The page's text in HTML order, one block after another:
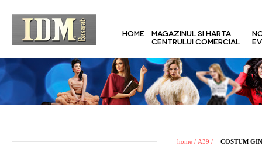
HOME
MAGAZINUL SI HARTA
CENTRULUI COMERCIAL
home / A39 / COSTUM